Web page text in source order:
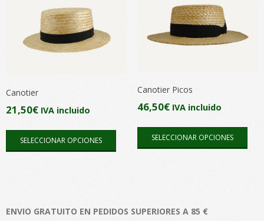
Canotier
21,50€ IVA incluido
SELECCIONAR OPCIONES
Este
producto
Las
Canotier Picos
46,50€ IVA incluido
SELECCIONAR OPCIONES
Este
ENVIO GRATUITO EN PEDIDOS SUPERIORES A 85 €